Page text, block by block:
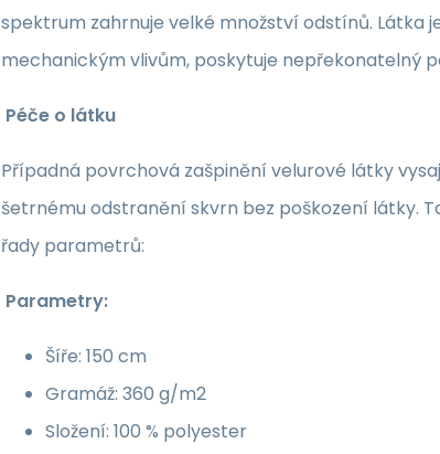
spektrum zahrnuje velké množství odstínů. Látka
mechanickým vlivům, poskytuje nepřekonatelný
Péče o látku
Případná povrchová zašpinění velurové látky
šetrnému odstranění skvrn bez poškození látky.
řady parametrů:
Parametry:
Šíře: 150 cm
Gramáž: 360 g/m2
Složení: 100 % polyester